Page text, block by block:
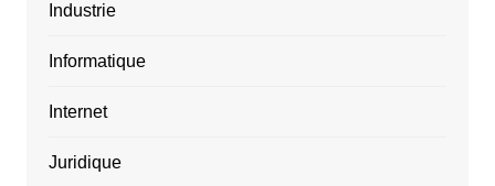
Industrie
Informatique
Internet
Juridique